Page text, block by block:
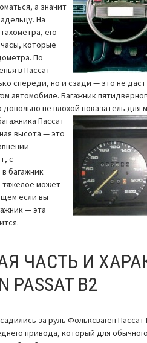
а значит
На
его
которые
По
в Пассат
спереди, но и сзади — это не
автомобиле. Багажник
не плохой показатель для
Пассат
высота — это
с
багажник
тяжелое может
если вы
— эта
ЧАСТЬ И
PASSAT B2
за руль Фольксваген Пассат
привода, который для